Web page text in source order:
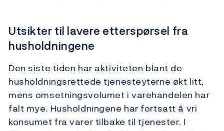
Utsikter til lavere etterspørsel fra
husholdningene
Den siste tiden har aktiviteten blant de
husholdningsrettede tjenesteyterne økt litt,
mens omsetningsvolumet i varehandelen har
falt mye. Husholdningene har fortsatt å vri
konsumet fra varer tilbake til tjenester. I